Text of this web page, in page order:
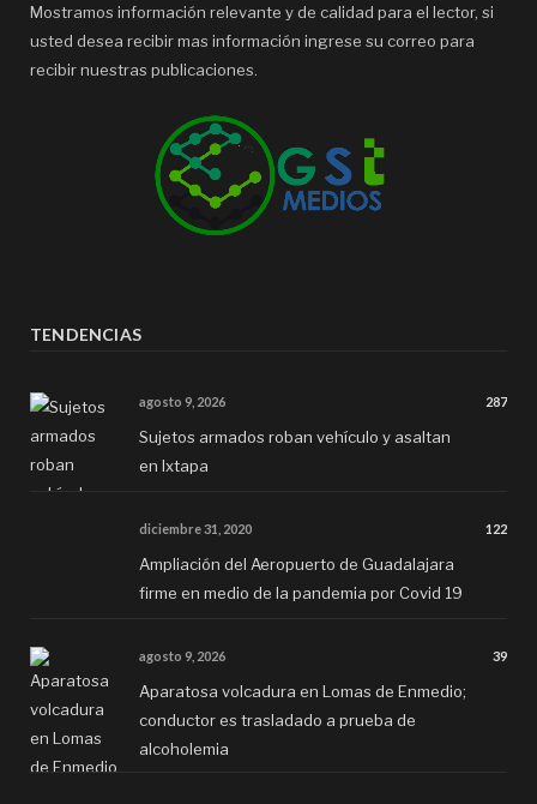
Mostramos información relevante y de calidad para el lector, si
usted desea recibir mas información ingrese su correo para
recibir nuestras publicaciones.
TENDENCIAS
agosto 9, 2026 287
Sujetos armados roban vehículo y asaltan
en Ixtapa
diciembre 31, 2020 122
Ampliación del Aeropuerto de Guadalajara
firme en medio de la pandemia por Covid 19
agosto 9, 2026 39
Aparatosa volcadura en Lomas de Enmedio;
conductor es trasladado a prueba de
alcoholemia